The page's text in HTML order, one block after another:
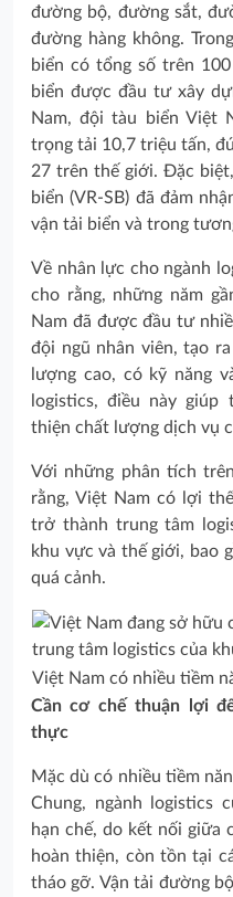
đường bộ, đường sắt,
đường hàng không.
biển có tổng số trên
biển được đầu tư xây
Nam, đội tàu biển Việt
trọng tải 10,7 triệu tấn,
27 trên thế giới. Đặc
biển (VR-SB) đã đảm
vận tải biển và trong
Về nhân lực cho ngành
cho rằng, những năm
Nam đã được đầu tư
đội ngũ nhân viên, tạo
lượng cao, có kỹ năng
logistics, điều này giúp
thiện chất lượng dịch vụ
Với những phân tích
rằng, Việt Nam có lợi
trở thành trung tâm
khu vực và thế giới, bao
quá cảnh.
Việt Nam có nhiều tiềm
Cần cơ chế thuận lợi
thực
Mặc dù có nhiều tiềm
Chung, ngành logistics
hạn chế, do kết nối giữa
hoàn thiện, còn tồn tại
tháo gỡ. Vận tải đường